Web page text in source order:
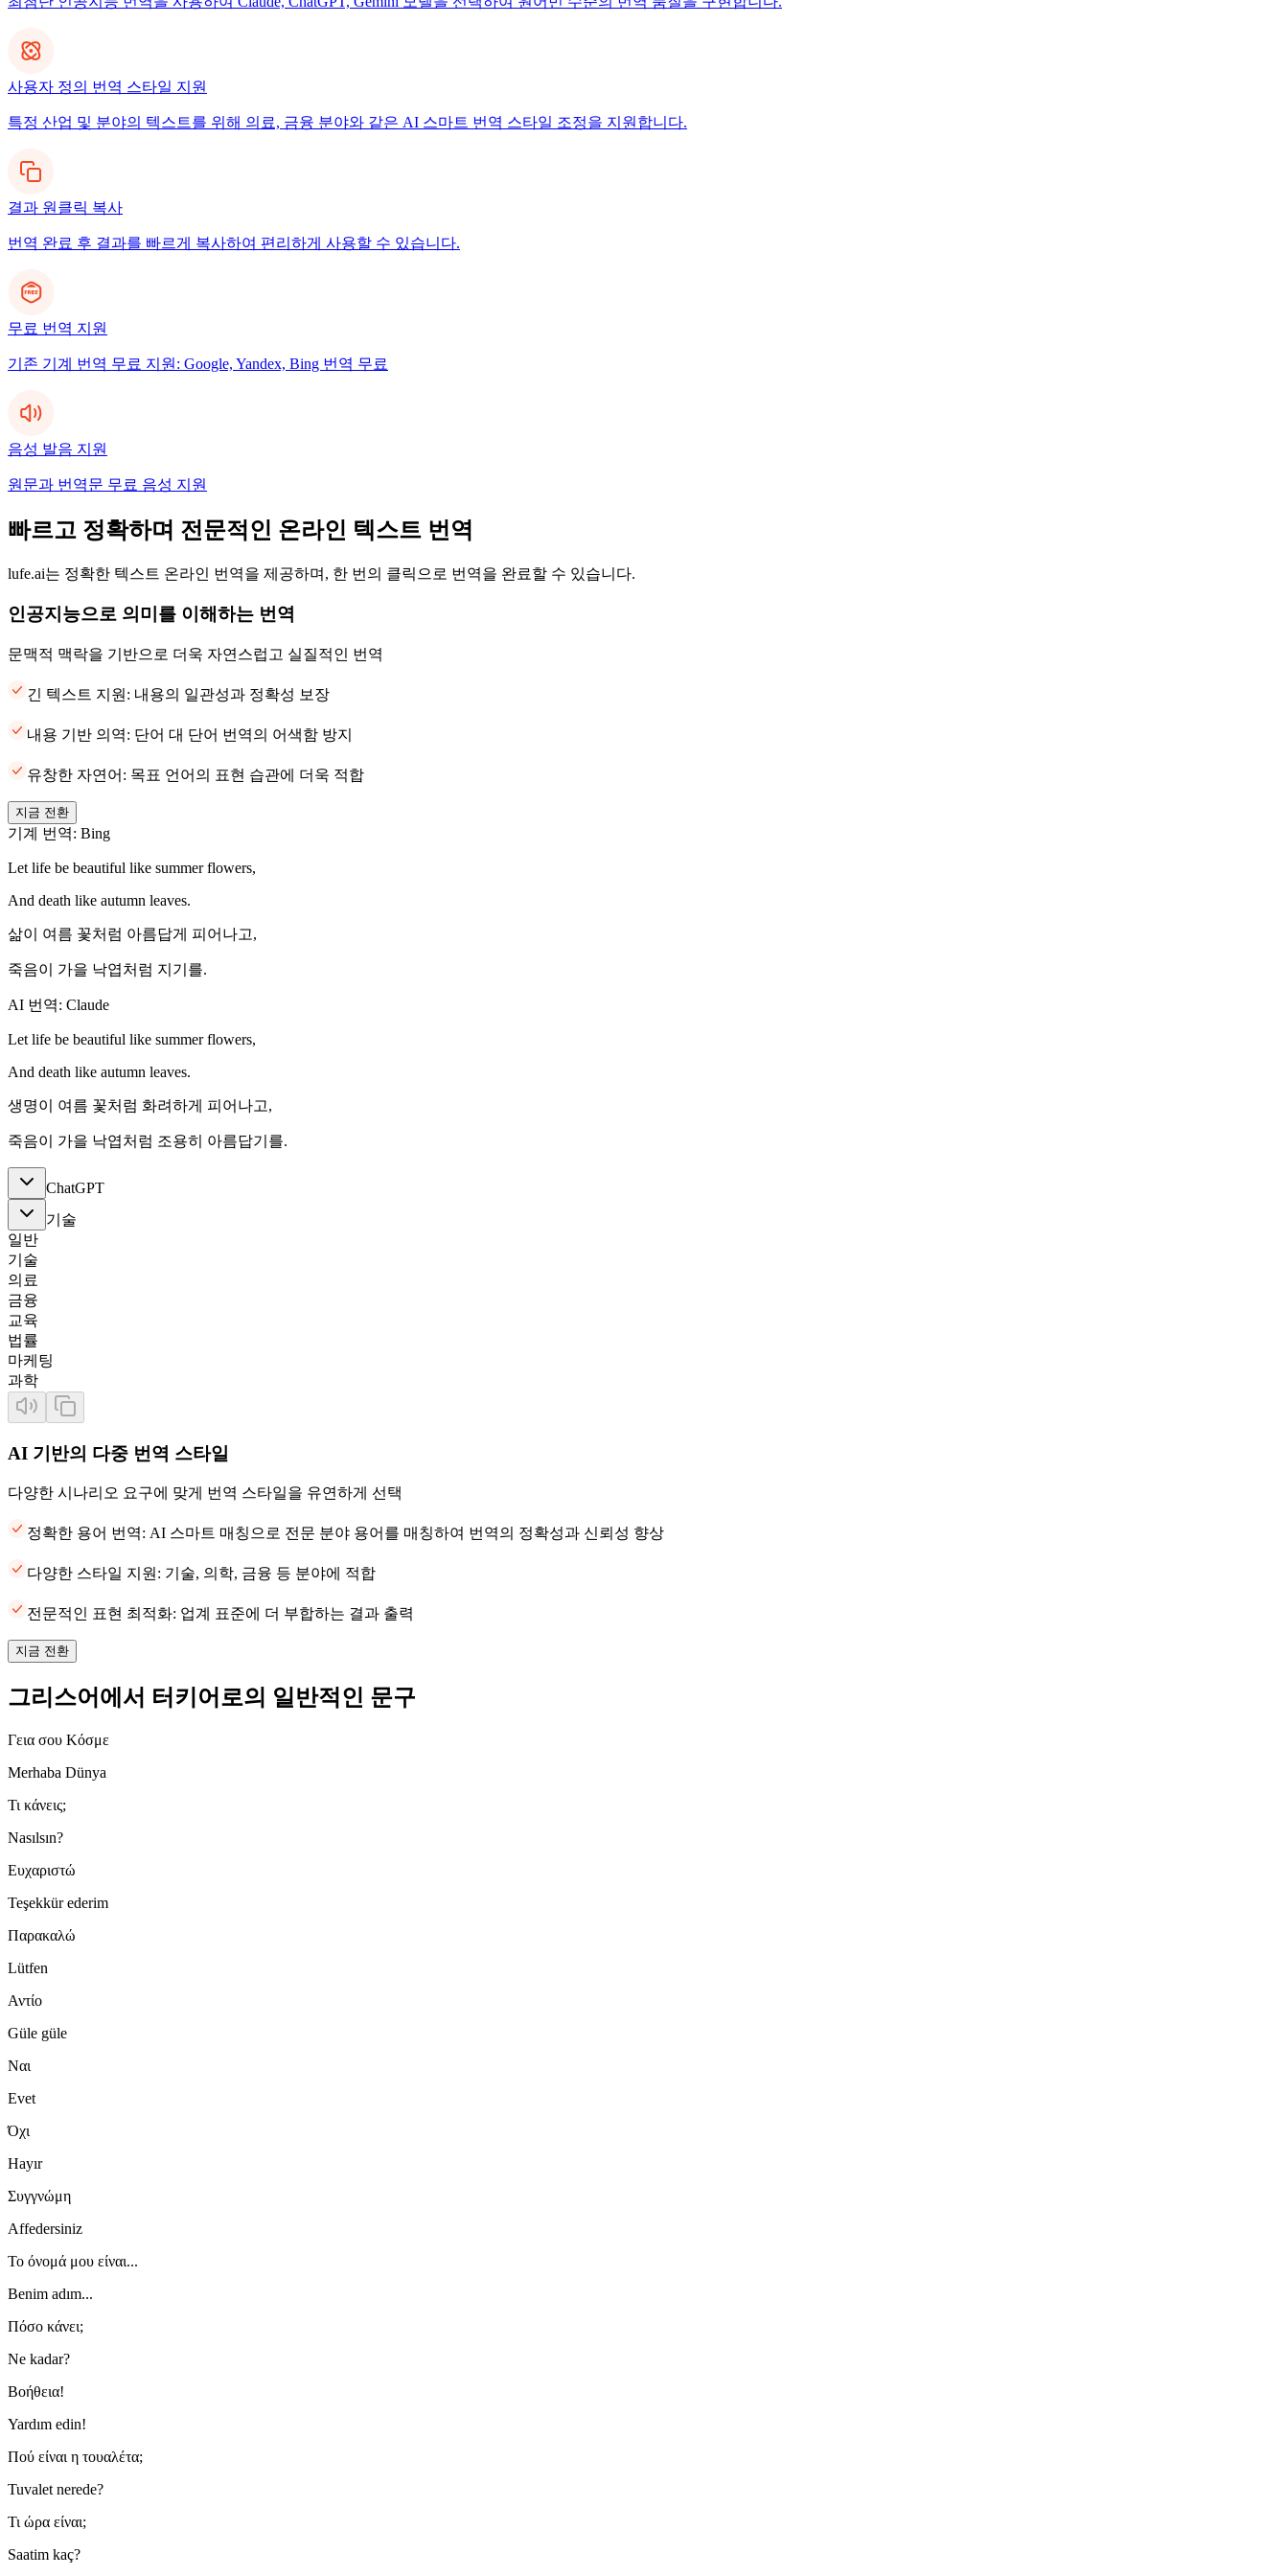
사용자 정의 번역 스타일 지원
특정 산업 및 분야의 텍스트를 위해 의료, 금융 분야와 같은 AI 스마트 번역 스타일 조정을 지원합니다.
결과 원클릭 복사
번역 완료 후 결과를 빠르게 복사하여 편리하게 사용할 수 있습니다.
무료 번역 지원
기존 기계 번역 무료 지원: Google, Yandex, Bing 번역 무료
음성 발음 지원
원문과 번역문 무료 음성 지원
빠르고 정확하며 전문적인 온라인 텍스트 번역
lufe.ai는 정확한 텍스트 온라인 번역을 제공하며, 한 번의 클릭으로 번역을 완료할 수 있습니다.
인공지능으로 의미를 이해하는 번역
문맥적 맥락을 기반으로 더욱 자연스럽고 실질적인 번역
긴 텍스트 지원: 내용의 일관성과 정확성 보장
내용 기반 의역: 단어 대 단어 번역의 어색함 방지
유창한 자연어: 목표 언어의 표현 습관에 더욱 적합
지금 전환
기계 번역: Bing
Let life be beautiful like summer flowers,
And death like autumn leaves.
삶이 여름 꽃처럼 아름답게 피어나고,
죽음이 가을 낙엽처럼 지기를.
AI 번역: Claude
Let life be beautiful like summer flowers,
And death like autumn leaves.
생명이 여름 꽃처럼 화려하게 피어나고,
죽음이 가을 낙엽처럼 조용히 아름답기를.
ChatGPT
기술
일반
기술
의료
금융
교육
법률
마케팅
과학
AI 기반의 다중 번역 스타일
다양한 시나리오 요구에 맞게 번역 스타일을 유연하게 선택
정확한 용어 번역: AI 스마트 매칭으로 전문 분야 용어를 매칭하여 번역의 정확성과 신뢰성 향상
다양한 스타일 지원: 기술, 의학, 금융 등 분야에 적합
전문적인 표현 최적화: 업계 표준에 더 부합하는 결과 출력
지금 전환
그리스어에서 터키어로의 일반적인 문구
Γεια σου Κόσμε
Merhaba Dünya
Τι κάνεις;
Nasılsın?
Ευχαριστώ
Teşekkür ederim
Παρακαλώ
Lütfen
Αντίο
Güle güle
Ναι
Evet
Όχι
Hayır
Συγγνώμη
Affedersiniz
Το όνομά μου είναι...
Benim adım...
Πόσο κάνει;
Ne kadar?
Βοήθεια!
Yardım edin!
Πού είναι η τουαλέτα;
Tuvalet nerede?
Τι ώρα είναι;
Saatim kaç?